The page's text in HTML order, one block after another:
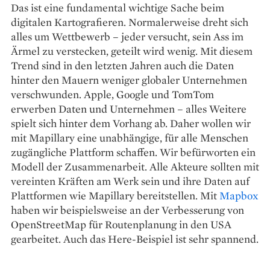
Das ist eine fundamental wichtige Sache beim
digitalen Kartografieren. Normalerweise dreht sich
alles um Wettbewerb – jeder versucht, sein Ass im
Ärmel zu verstecken, geteilt wird wenig. Mit diesem
Trend sind in den letzten Jahren auch die Daten
hinter den Mauern weniger globaler Unternehmen
verschwunden. Apple, Google und TomTom
erwerben Daten und Unternehmen – alles Weitere
spielt sich hinter dem Vorhang ab. Daher wollen wir
mit Mapillary eine unabhängige, für alle Menschen
zugängliche Plattform schaffen. Wir befürworten ein
Modell der Zusammenarbeit. Alle Akteure sollten mit
vereinten Kräften am Werk sein und ihre Daten auf
Plattformen wie Mapillary bereitstellen. Mit Mapbox
haben wir beispielsweise an der Verbesserung von
OpenStreetMap für Routenplanung in den USA
gearbeitet. Auch das Here-Beispiel ist sehr spannend.